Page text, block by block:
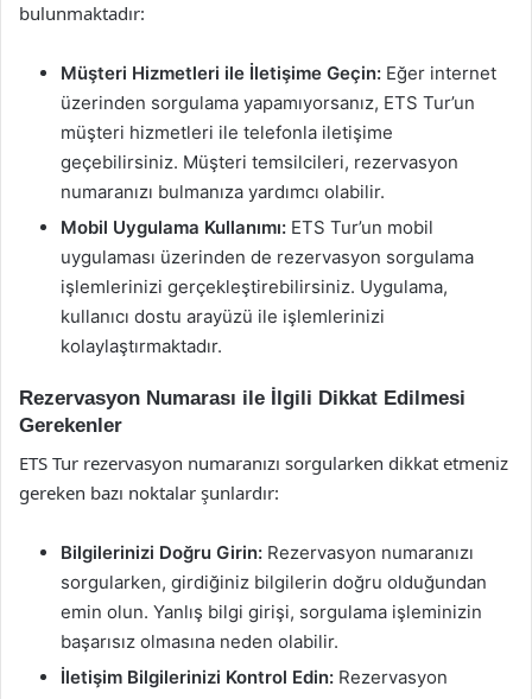
bulunmaktadır:
Müşteri Hizmetleri ile İletişime Geçin: Eğer internet
üzerinden sorgulama yapamıyorsanız, ETS Tur’un
müşteri hizmetleri ile telefonla iletişime
geçebilirsiniz. Müşteri temsilcileri, rezervasyon
numaranızı bulmanıza yardımcı olabilir.
Mobil Uygulama Kullanımı: ETS Tur’un mobil
uygulaması üzerinden de rezervasyon sorgulama
işlemlerinizi gerçekleştirebilirsiniz. Uygulama,
kullanıcı dostu arayüzü ile işlemlerinizi
kolaylaştırmaktadır.
Rezervasyon Numarası ile İlgili Dikkat Edilmesi
Gerekenler
ETS Tur rezervasyon numaranızı sorgularken dikkat etmeniz
gereken bazı noktalar şunlardır:
Bilgilerinizi Doğru Girin: Rezervasyon numaranızı
sorgularken, girdiğiniz bilgilerin doğru olduğundan
emin olun. Yanlış bilgi girişi, sorgulama işleminizin
başarısız olmasına neden olabilir.
İletişim Bilgilerinizi Kontrol Edin: Rezervasyon